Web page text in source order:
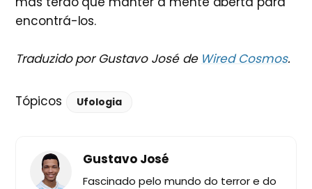
encontrá-los.
Traduzido por Gustavo José de Wired Cosmos.
Tópicos Ufologia
Gustavo José
Fascinado pelo mundo do terror e do